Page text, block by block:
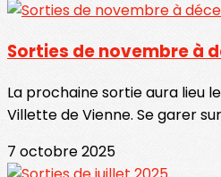
Sorties de novembre à
La prochaine sortie aura lieu
Villette de Vienne. Se garer sur
7 octobre 2025